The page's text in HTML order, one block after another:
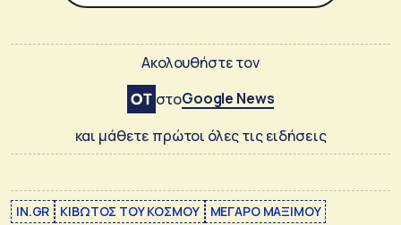
Ακολουθήστε τον
στοGoogle News
και μάθετε πρώτοι όλες τις ειδήσεις
IN.GR ΚΙΒΩΤΟΣ ΤΟΥ ΚΟΣΜΟΥ ΜΕΓΑΡΟ ΜΑΞΙΜΟΥ